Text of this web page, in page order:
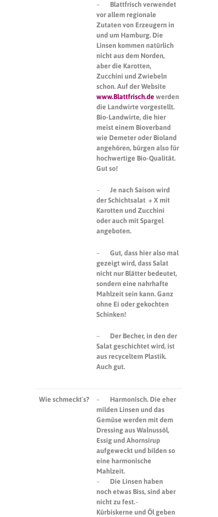
– Blattfrisch verwendet
vor allem regionale
Zutaten von Erzeugern in
und um Hamburg. Die
Linsen kommen natürlich
nicht aus dem Norden,
aber die Karotten,
Zucchini und Zwiebeln
schon. Auf der Website
www.Blattfrisch.dewerden
die Landwirte vorgestellt.
Bio-Landwirte, die hier
meist einem Bioverband
wie Demeter oder Bioland
angehören, bürgen also für
hochwertige Bio-Qualität.
Gut so!
– Je nach Saison wird
der Schichtsalat + X mit
Karotten und Zucchini
oder auch mit Spargel
angeboten.
– Gut, dass hier also mal
gezeigt wird, dass Salat
nicht nur Blätter bedeutet,
sondern eine nahrhafte
Mahlzeit sein kann. Ganz
ohne Ei oder gekochten
Schinken!
– Der Becher, in den der
Salat geschichtet wird, ist
aus recyceltem Plastik.
Auch gut.
Wie schmeckt´s? – Harmonisch. Die eher
milden Linsen und das
Gemüse werden mit dem
Dressing aus Walnussöl,
Essig und Ahornsirup
aufgeweckt und bilden so
eine harmonische
Mahlzeit.
– Die Linsen haben
noch etwas Biss, sind aber
nicht zu fest.–
Kürbiskerne und Öl geben